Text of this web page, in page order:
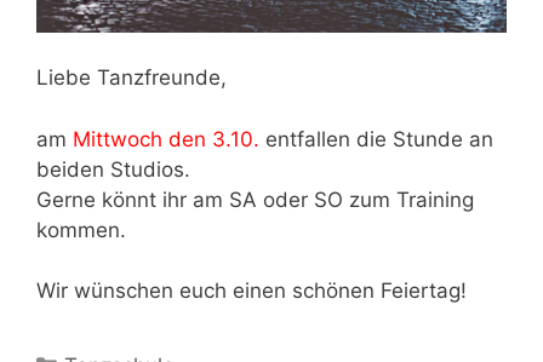
Liebe Tanzfreunde,
am Mittwoch den 3.10. entfallen die Stunde an
beiden Studios.
Gerne könnt ihr am SA oder SO zum Training
kommen.
Wir wünschen euch einen schönen Feiertag!